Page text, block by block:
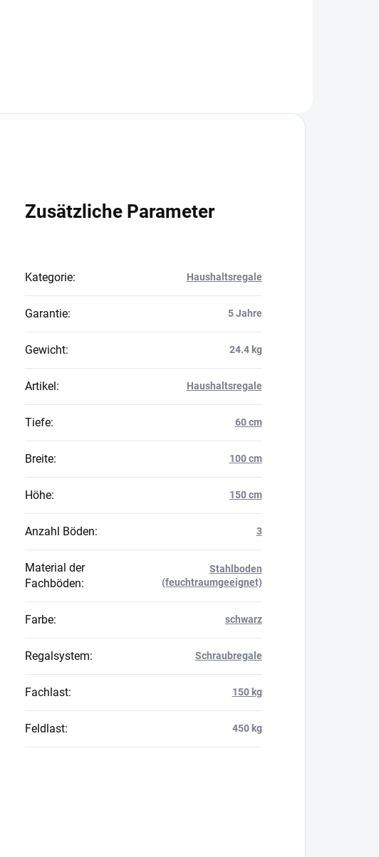
Zusätzliche Parameter
Kategorie: Haushaltsregale
Garantie: 5 Jahre
Gewicht: 24.4 kg
Artikel: Haushaltsregale
Tiefe: 60 cm
Breite: 100 cm
Höhe: 150 cm
Anzahl Böden: 3
Material der
Fachböden:
Stahlboden
(feuchtraumgeeignet)
Farbe: schwarz
Regalsystem: Schraubregale
Fachlast: 150 kg
Feldlast: 450 kg